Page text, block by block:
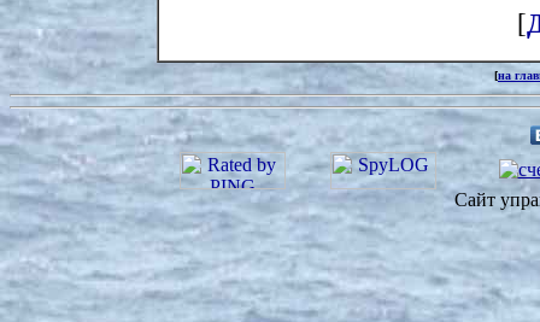
[
[на
Сайт